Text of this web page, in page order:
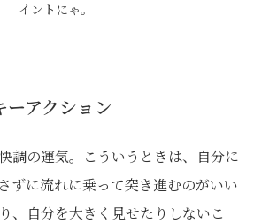
イントにゃ。
アクション
調の運気。こういうときは、自分に
ずに流れに乗って突き進むのがいい
、自分を大きく見せたりしないこ